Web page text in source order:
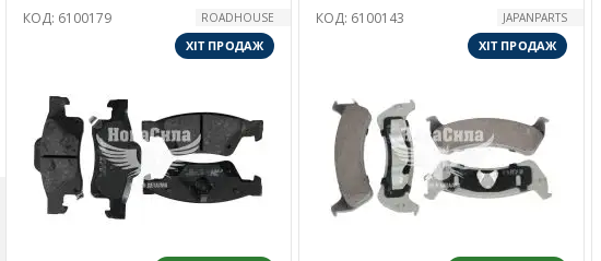
КОД: 6100143
JAPANPARTS
ХІТ ПРОДАЖ
КОД: 6100290
BOSCH
ХІТ ПРОДАЖ